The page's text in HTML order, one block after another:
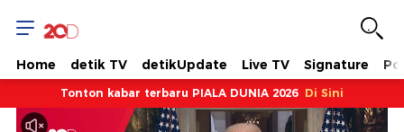
Home detik TV detikUpdate Live TV Signature
Tonton kabar terbaru PIALA DUNIA 2026 Di Sini